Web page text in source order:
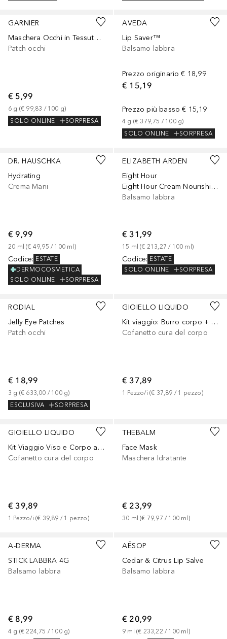
GARNIER
Maschera Occhi in Tessuto Arricchita con 1/2 Milione di Frazioni di Probiotici
Patch occhi
€ 5,99
6 g (€ 99,83 / 100 g)
SOLO ONLINE
SORPRESA
AVEDA
Lip Saver™
Balsamo labbra
Prezzo originario € 18,99
€ 15,19
Prezzo più basso € 15,19
4 g (€ 379,75 / 100 g)
SOLO ONLINE
SORPRESA
DR. HAUSCHKA
Hydrating
Crema Mani
€ 9,99
20 ml (€ 49,95 / 100 ml)
Codice: ESTATE
DERMOCOSMETICA
SOLO ONLINE
SORPRESA
ELIZABETH ARDEN
Eight Hour
Eight Hour Cream Nourishing Lip Balm Broad Spectrum Sunscreen SPF 20
Balsamo labbra
€ 31,99
15 ml (€ 213,27 / 100 ml)
Codice: ESTATE
SOLO ONLINE
SORPRESA
RODIAL
Jelly Eye Patches
Patch occhi
€ 18,99
3 g (€ 633,00 / 100 g)
ESCLUSIVA
SORPRESA
GIOIELLO LIQUIDO
Kit viaggio: Burro corpo + Olio corpo + Scrub esfoliante + pochette
Cofanetto cura del corpo
€ 37,89
1 Pezzo/i (€ 37,89 / 1 pezzo)
GIOIELLO LIQUIDO
Kit Viaggio Viso e Corpo azione nutriente ed esfoliante
Cofanetto cura del corpo
€ 39,89
1 Pezzo/i (€ 39,89 / 1 pezzo)
THEBALM
Face Mask
Maschera Idratante
€ 23,99
30 ml (€ 79,97 / 100 ml)
A-DERMA
STICK LABBRA 4G
Balsamo labbra
€ 8,99
4 g (€ 224,75 / 100 g)
AĒSOP
Cedar & Citrus Lip Salve
Balsamo labbra
€ 20,99
9 ml (€ 233,22 / 100 ml)